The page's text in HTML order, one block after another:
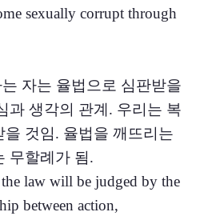
sexually corrupt through
자는 율법으로 심판받을
과 생각의 관계. 우리는 복
을 것임. 율법을 깨뜨리는
무할례가 됨.
law will be judged by the
between action,